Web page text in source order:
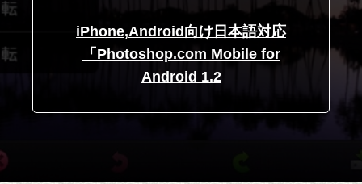
iPhone,Android向け日本語対応
「Photoshop.com Mobile for
Android 1.2